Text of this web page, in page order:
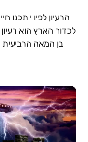
הרעיון לפיו ייתכנו
לכדור הארץ הוא רעיון
בן המאה